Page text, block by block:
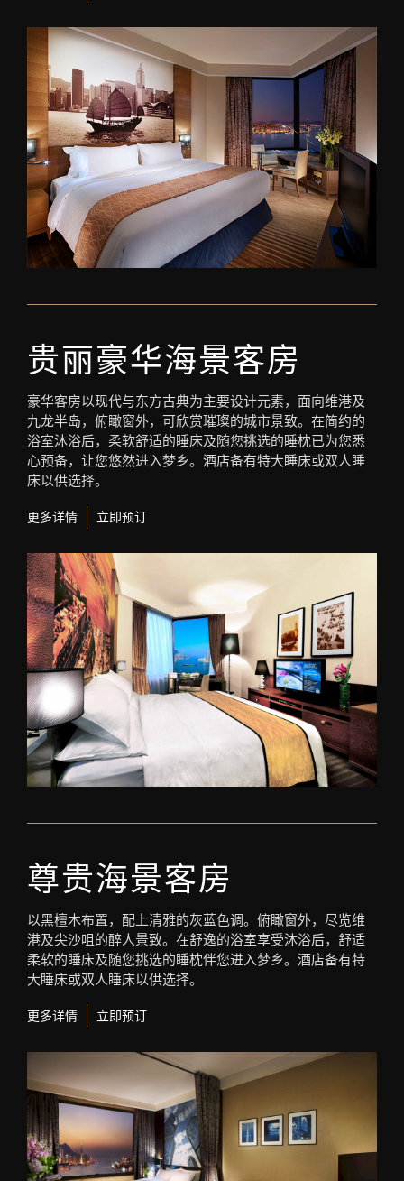
贵丽豪华海景客房
豪华客房以现代与东方古典为主要设计元素，面向维港及
九龙半岛，俯瞰窗外，可欣赏璀璨的城市景致。在简约的
浴室沐浴后，柔软舒适的睡床及随您挑选的睡枕已为您悉
心预备，让您悠然进入梦乡。酒店备有特大睡床或双人睡
床以供选择。
更多详情 立即预订
尊贵海景客房
以黑檀木布置，配上清雅的灰蓝色调。俯瞰窗外，尽览维
港及尖沙咀的醉人景致。在舒逸的浴室享受沐浴后，舒适
柔软的睡床及随您挑选的睡枕伴您进入梦乡。酒店备有特
大睡床或双人睡床以供选择。
更多详情 立即预订